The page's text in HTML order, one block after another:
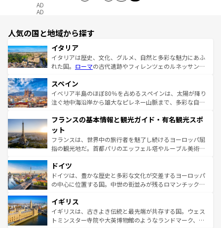
AD
AD
人気の国と地域から探す
イタリア
イタリアは歴史、文化、グルメ、自然と多彩な魅力にあふ
れた国。 ローマの古代遺跡やフィレンツェのルネッサンス
ろん、トスカーナの美しい田園風景やアマルフィ海岸の絶
景など、自然景観も見逃せない。観光の合間には、本場の
ピザやパスタなど、絶品のイタリア料理を堪能することも
ませてくれるイタリアで、忘れられない旅をしてみよう！
なお、新着のイタリア情報は
しい。
スペイン
イベリア半島のほぼ80％を占めるスペインは、太陽が降り
注ぐ地中海沿岸から雄大なピレネー山脈まで、多彩な自然
文化が根付くこの国では、情熱的なフラメンコ、熱気あふ
れる闘牛、そして美味しいタパスが生活の一部となってい
る。首都マドリードの洗練された雰囲気や、バルセロナの
アートに溢れた街角から、地方では古代ローマ遺跡や中世
せる。地方によって風土や気候が異なるスペインはその個
性で訪れる人を魅了する。 なお、新着のスペイン情報は コ
ンテンツ一覧を参照してほしい。
フランスの基本情報と観光ガイド・有名観光スポ
ット
フランスは、世界中の旅行者を魅了し続けるヨーロッパ屈
指の観光地だ。首都パリのエッフェル塔やルーブル美術館
で、幅広い魅力が詰まっている。華麗な宮殿、歴史的な大
聖堂、美しいビーチ、そして豊かな自然が、訪れる者を心
から魅了する。また、フランスは美食の国としても知ら
いる。シャンパンの発祥地であるランス、プロヴァンスの
香り高いラベンダー畑など、多彩な楽しみ方が可能だ。さ
らに、パリ以外の地域にも魅力が溢れており、どの街角に
ドイツ
ドイツは、豊かな歴史と多彩な文化が交差するヨーロッパ
の中心に位置する国。中世の街並みが残るロマンチック街
顔を持つこの国は、どこを歩いても飽きることがない。ベ
ルリンの文化的活気、バイエルン州のアルプスの絶景、そ
してライン川沿いのワイン畑といった風景は必見。ビール
イギリス
イギリスは、古きよき伝統と最先端が共存する国。ウェス
トミンスター寺院や大英博物館のようなランドマーク、歴